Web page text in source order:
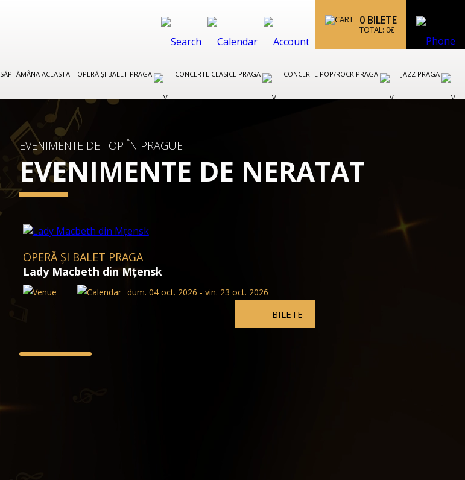
0 BILETE
TOTAL: 0€
SĂPTĂMÂNA ACEASTA OPERĂ ȘI BALET PRAGA CONCERTE CLASICE PRAGA CONCERTE POP/ROCK PRAGA JAZZ PRAGA
EVENIMENTE DE TOP ÎN PRAGUE
EVENIMENTE DE NERATAT
OPERĂ ȘI BALET PRAGA
Lady Macbeth din Mțensk
dum. 04 oct. 2026 - vin. 23 oct. 2026
BILETE